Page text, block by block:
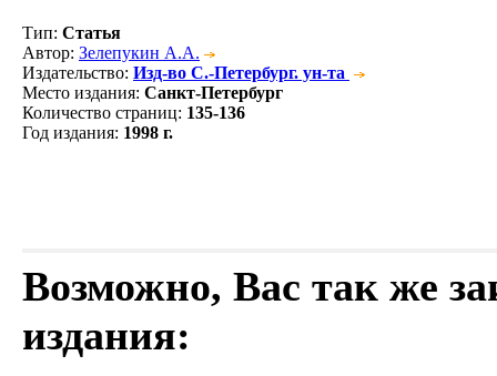
Тип: Статья
Автор: Зелепукин А.А.
Издательство: Изд-во С.-Петербург. ун-та
Место издания: Санкт-Петербург
Количество страниц: 135-136
Год издания: 1998 г.
Возможно, Вас так же
издания: